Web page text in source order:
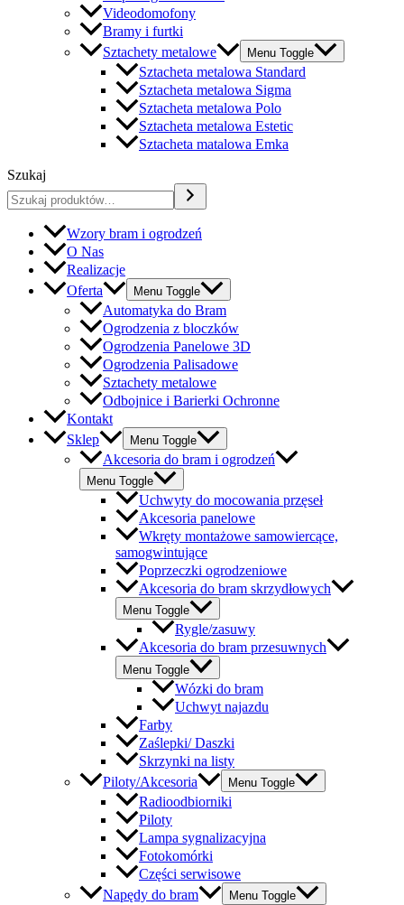
Videodomofony
Bramy i furtki
Sztachety metalowe
Menu Toggle
Sztacheta metalowa Standard
Sztacheta metalowa Sigma
Sztacheta metalowa Polo
Sztacheta metalowa Estetic
Sztacheta matalowa Emka
Szukaj
Wzory bram i ogrodzeń
O Nas
Realizacje
Oferta
Menu Toggle
Automatyka do Bram
Ogrodzenia z bloczków
Ogrodzenia Panelowe 3D
Ogrodzenia Palisadowe
Sztachety metalowe
Odbojnice i Barierki Ochronne
Kontakt
Sklep
Menu Toggle
Akcesoria do bram i ogrodzeń
Menu Toggle
Uchwyty do mocowania przęseł
Akcesoria panelowe
Wkręty montażowe samowiercące,
samogwintujące
Poprzeczki ogrodzeniowe
Akcesoria do bram skrzydłowych
Menu Toggle
Rygle/zasuwy
Akcesoria do bram przesuwnych
Menu Toggle
Wózki do bram
Uchwyt najazdu
Farby
Zaślepki/ Daszki
Skrzynki na listy
Piloty/Akcesoria
Menu Toggle
Radioodbiorniki
Piloty
Lampa sygnalizacyjna
Fotokomórki
Części serwisowe
Napędy do bram
Menu Toggle